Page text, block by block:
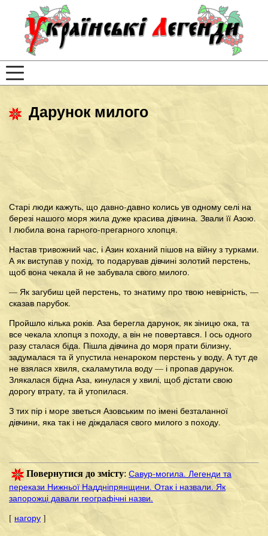
Дарунок милого
Старі люди кажуть, що давно-давно колись ув одному селі на
березі нашого моря жила дуже красива дівчина. Звали її Азою.
І любила вона гарного-прегарного хлопця.
Настав тривожний час, і Азин коханий пішов на війну з турками.
А як виступав у похід, то подарував дівчині золотий перстень,
щоб вона чекала й не забувала свого милого.
— Як загубиш цей перстень, то знатиму про твою невірність, —
сказав парубок.
Пройшло кілька років. Аза берегла дарунок, як зіницю ока, та
все чекала хлопця з походу, а він не повертався. І ось одного
разу сталася біда. Пішла дівчина до моря прати білизну,
задумалася та й упустила ненароком перстень у воду. А тут де
не взялася хвиля, скаламутила воду — і пропав дарунок.
Злякалася бідна Аза, кинулася у хвилі, щоб дістати свою
дорогу втрату, та й утопилася.
З тих пір і море зветься Азовським по імені безталанної
дівчини, яка так і не діждалася свого милого з походу.
Повернутися до змісту: Савур-могила. Легенди та
перекази Нижньої Наддніпрянщини. Отак і назвали. Як
запорожці давали географічні назви.
[ нагору ]